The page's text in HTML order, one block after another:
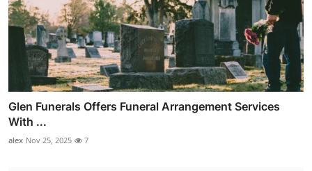
Glen Funerals Offers Funeral Arrangement Services
With ...
alex Nov 25, 2025 7